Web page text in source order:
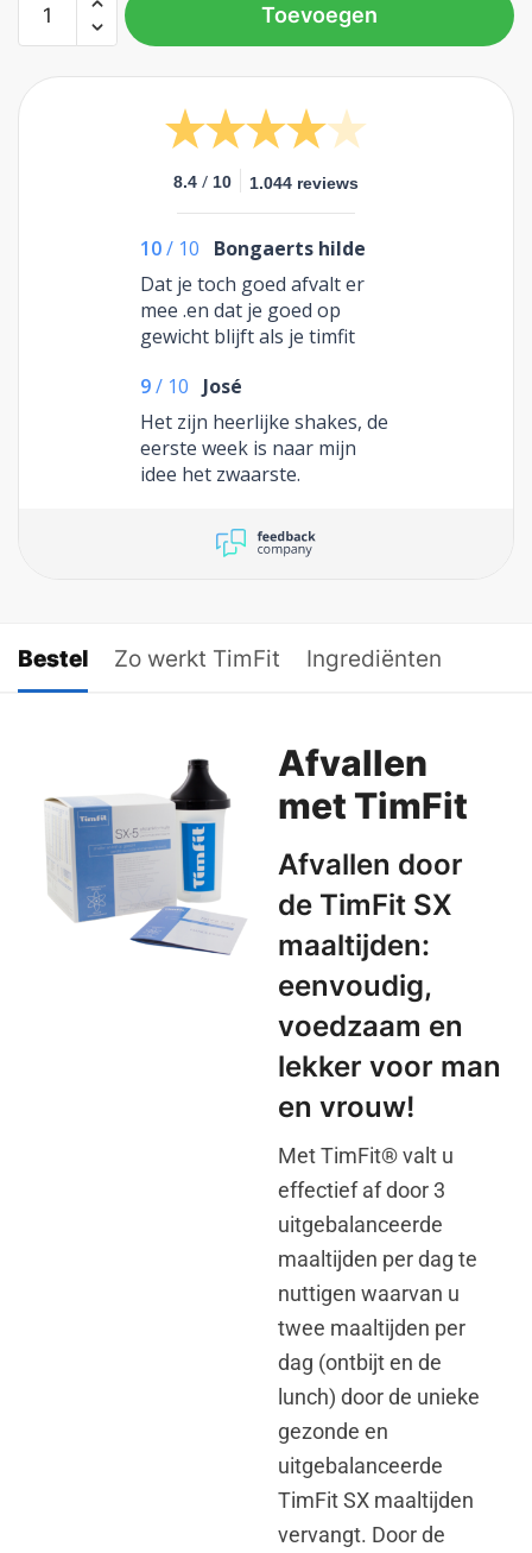
Toevoegen
8.4 / 10 1.044 reviews
10/ 10
Bongaerts hilde
Dat je toch goed afvalt er
mee .en dat je goed op
gewicht blijft als je timfit
9/ 10
José
Het zijn heerlijke shakes, de
eerste week is naar mijn
idee het zwaarste.
Bestel Zo werkt TimFit Ingrediënten
Afvallen
met TimFit
Afvallen door
de TimFit SX
maaltijden:
eenvoudig,
voedzaam en
lekker voor man
en vrouw!
Met TimFit® valt u
effectief af door 3
uitgebalanceerde
maaltijden per dag te
nuttigen waarvan u
twee maaltijden per
dag (ontbijt en de
lunch) door de unieke
gezonde en
uitgebalanceerde
TimFit SX maaltijden
vervangt. Door de